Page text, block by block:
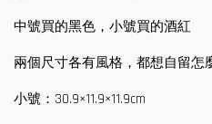
中號買的黑色，小號買的酒紅
兩個尺寸各有風格，都想自留怎
小號：30.9×11.9×11.9cm